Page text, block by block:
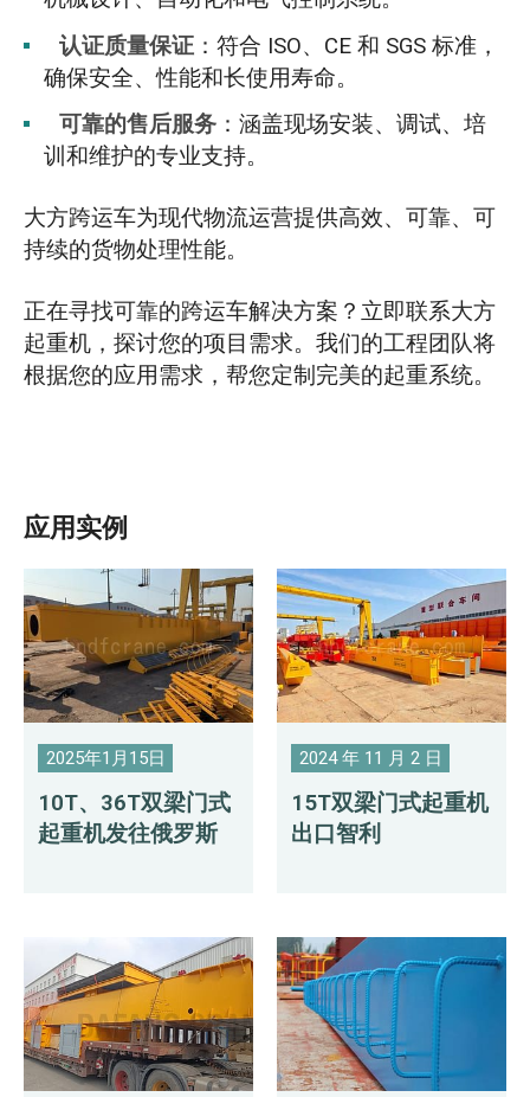
认证质量保证：符合 ISO、CE 和 SGS 标准，
确保安全、性能和长使用寿命。
可靠的售后服务：涵盖现场安装、调试、培
训和维护的专业支持。
大方跨运车为现代物流运营提供高效、可靠、可
持续的货物处理性能。
正在寻找可靠的跨运车解决方案？立即联系大方
起重机，探讨您的项目需求。我们的工程团队将
根据您的应用需求，帮您定制完美的起重系统。
应用实例
2025年1月15日
10T、36T双梁门式
起重机发往俄罗斯
2024 年 11 月 2 日
15T双梁门式起重机
出口智利